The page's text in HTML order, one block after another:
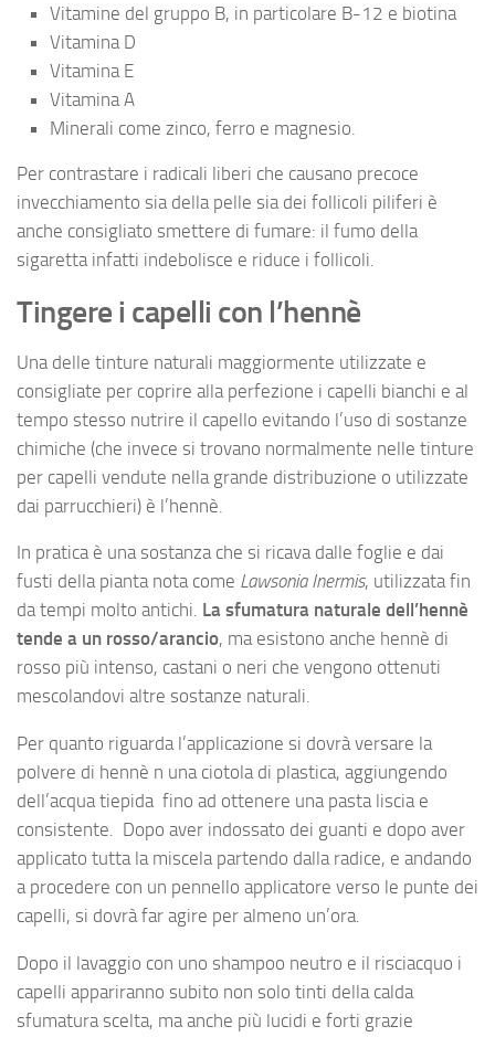
Vitamine del gruppo B, in particolare B-12 e biotina
Vitamina D
Vitamina E
Vitamina A
Minerali come zinco, ferro e magnesio.
Per contrastare i radicali liberi che causano precoce
invecchiamento sia della pelle sia dei follicoli piliferi è
anche consigliato smettere di fumare: il fumo della
sigaretta infatti indebolisce e riduce i follicoli.
Tingere i capelli con l’hennè
Una delle tinture naturali maggiormente utilizzate e
consigliate per coprire alla perfezione i capelli bianchi e al
tempo stesso nutrire il capello evitando l’uso di sostanze
chimiche (che invece si trovano normalmente nelle tinture
per capelli vendute nella grande distribuzione o utilizzate
dai parrucchieri) è l’hennè.
In pratica è una sostanza che si ricava dalle foglie e dai
fusti della pianta nota come Lawsonia Inermis, utilizzata fin
da tempi molto antichi. La sfumatura naturale dell’hennè
tende a un rosso/arancio, ma esistono anche hennè di
rosso più intenso, castani o neri che vengono ottenuti
mescolandovi altre sostanze naturali.
Per quanto riguarda l’applicazione si dovrà versare la
polvere di hennè n una ciotola di plastica, aggiungendo
dell’acqua tiepida fino ad ottenere una pasta liscia e
consistente. Dopo aver indossato dei guanti e dopo aver
applicato tutta la miscela partendo dalla radice, e andando
a procedere con un pennello applicatore verso le punte dei
capelli, si dovrà far agire per almeno un’ora.
Dopo il lavaggio con uno shampoo neutro e il risciacquo i
capelli appariranno subito non solo tinti della calda
sfumatura scelta, ma anche più lucidi e forti grazie